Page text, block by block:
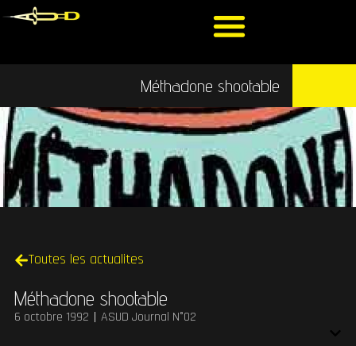
Méthadone shootable
Toutes les actualites
Méthadone shootable
6 octobre 1992 ASUD Journal N°02